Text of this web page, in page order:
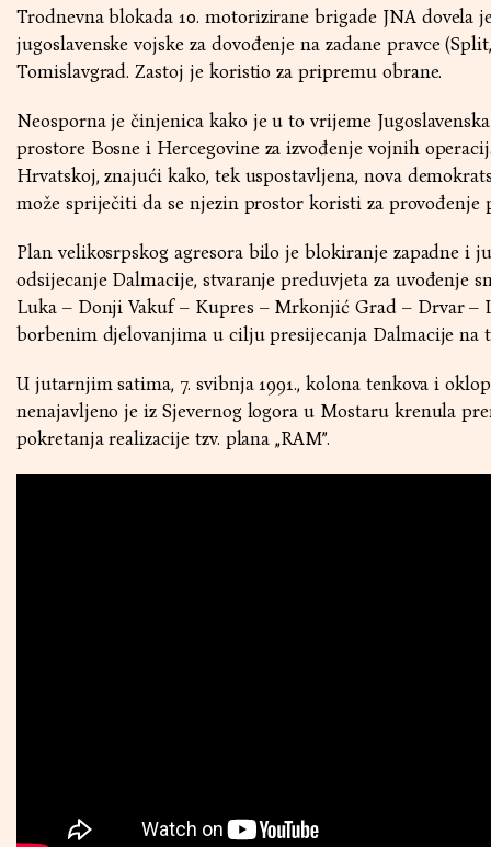
Trodnevna blokada 10. motorizirane brigade JNA dovela
jugoslavenske vojske za dovođenje na zadane pravce
Tomislavgrad. Zastoj je koristio za pripremu obrane.
Neosporna je činjenica kako je u to vrijeme
prostore Bosne i Hercegovine za izvođenje vojnih
Hrvatskoj, znajući kako, tek uspostavljena, nova
može spriječiti da se njezin prostor koristi za provođenje
Plan velikosrpskog agresora bilo je blokiranje zapadne i
odsijecanje Dalmacije, stvaranje preduvjeta za uvođenje
Luka – Donji Vakuf – Kupres – Mrkonjić Grad – Drvar
borbenim djelovanjima u cilju presijecanja Dalmacije na
U jutarnjim satima, 7. svibnja 1991., kolona tenkova i
nenajavljeno je iz Sjevernog logora u Mostaru krenula
pokretanja realizacije tzv. plana „RAM”.